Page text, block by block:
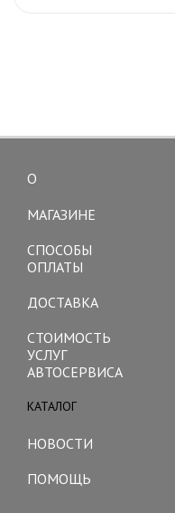
О
МАГАЗИНЕ
СПОСОБЫ
ОПЛАТЫ
ДОСТАВКА
СТОИМОСТЬ
УСЛУГ
АВТОСЕРВИСА
КАТАЛОГ
НОВОСТИ
ПОМОЩЬ